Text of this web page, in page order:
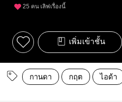
25 คน เลิฟเรื่องนี้
เพิ่มเข้าชั้น
กานดา กฤต ไอด้า